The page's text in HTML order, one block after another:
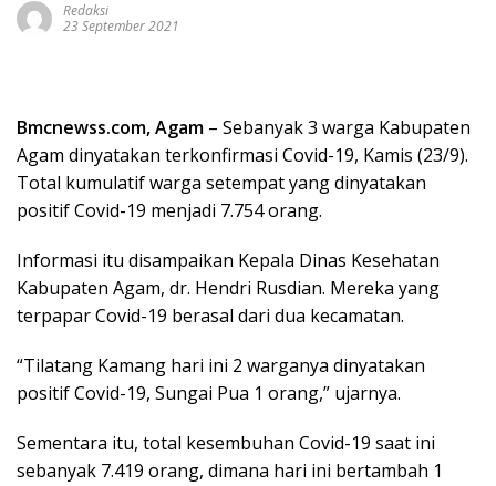
Redaksi
23 September 2021
Bmcnewss.com, Agam – Sebanyak 3 warga Kabupaten
Agam dinyatakan terkonfirmasi Covid-19, Kamis (23/9).
Total kumulatif warga setempat yang dinyatakan
positif Covid-19 menjadi 7.754 orang.
Informasi itu disampaikan Kepala Dinas Kesehatan
Kabupaten Agam, dr. Hendri Rusdian. Mereka yang
terpapar Covid-19 berasal dari dua kecamatan.
“Tilatang Kamang hari ini 2 warganya dinyatakan
positif Covid-19, Sungai Pua 1 orang,” ujarnya.
Sementara itu, total kesembuhan Covid-19 saat ini
sebanyak 7.419 orang, dimana hari ini bertambah 1